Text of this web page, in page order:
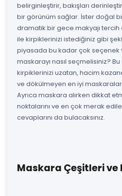
belirginleştirir, bakışları
bir görünüm sağlar. İster doğal
dramatik bir gece makyajı tercih
ile kirpiklerinizi istediğiniz gibi
piyasada bu kadar çok seçenek
maskarayı nasıl seçmelisiniz?
kirpiklerinizi uzatan, hacim
ve dökülmeyen en iyi
Ayrıca maskara alırken dikkat
noktalarını ve en çok merak
cevaplarını da bulacaksınız.
Maskara Çeşitleri ve